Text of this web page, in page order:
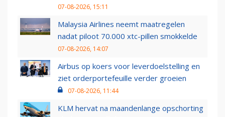
07-08-2026, 15:11
Malaysia Airlines neemt maatregelen
nadat piloot 70.000 xtc-pillen smokkelde
07-08-2026, 14:07
Airbus op koers voor leverdoelstelling en
ziet orderportefeuille verder groeien
07-08-2026, 11:44
KLM hervat na maandenlange opschorting